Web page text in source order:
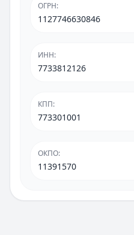
ОГРН:
1127746630846
ИНН:
7733812126
КПП:
773301001
ОКПО:
11391570